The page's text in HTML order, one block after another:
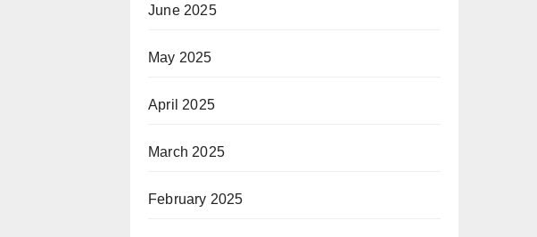
June 2025
May 2025
April 2025
March 2025
February 2025